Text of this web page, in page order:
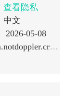
查看隐私
中文
2026-05-08
包名：com.notdoppler.crashofcars